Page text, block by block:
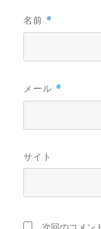
名前 *
メール *
サイト